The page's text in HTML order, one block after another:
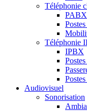
Téléphonie
PABX
Téléphonie
IPBX
Audiovisuel
Sonorisation